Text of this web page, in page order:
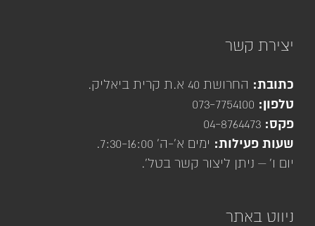
יצירת קשר
כתובת: החרושת 40 א.ת קרית ביאליק.
טלפון: 073-7754100
פקס:
שעות פעילות: ימים א'-ה' 7:30-16:00.
יום ו' – ניתן ליצור קשר בטל'.
ניווט באתר